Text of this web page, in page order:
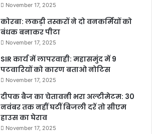
November 17, 2025
कोरबा: लकड़ी तस्करों ने दो वनकर्मियों को
बंधक बनाकर पीटा
November 17, 2025
SIR कार्य में लापरवाही: महासमुंद में 9
पटवारियों को कारण बताओ नोटिस
November 17, 2025
दीपक बैज का चेतावनी भरा अल्टीमेटम: 30
नवंबर तक नहीं घटीं बिजली दरें तो सीएम
हाउस का घेराव
November 17, 2025